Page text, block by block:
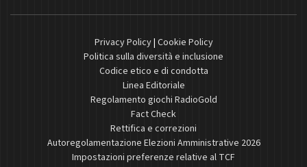
Privacy Policy| Cookie Policy
Politica sulla diversità e inclusione
Codice etico e di condotta
Linea Editoriale
Regolamento giochi RadioGold
Fact Check
Rettifica e correzioni
Autoregolamentazione Elezioni Amministrative 2026
Impostazioni preferenze relative al TCF